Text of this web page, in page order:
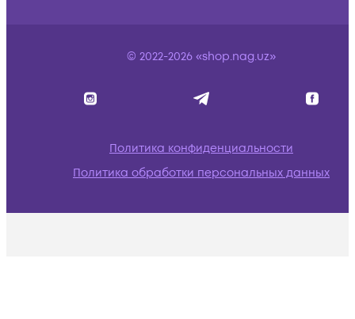
© 2022-2026 «shop.nag.uz»
Политика конфиденциальности
Политика обработки персональных данных